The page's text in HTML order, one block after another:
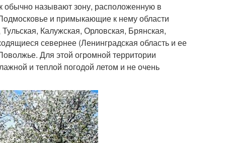
обычно называют зону, расположенную в
и примыкающие к нему области
Калужская, Орловская, Брянская,
севернее (Ленинградская область и ее
Для этой огромной территории
и теплой погодой летом и не очень